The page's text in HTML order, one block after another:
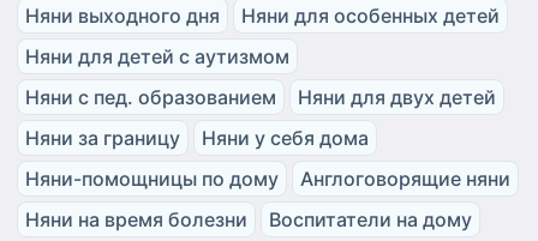
Няни выходного дня
Няни для особенных детей
Няни для детей с аутизмом
Няни с пед. образованием
Няни для двух детей
Няни за границу
Няни у себя дома
Няни-помощницы по дому
Англоговорящие няни
Няни на время болезни
Воспитатели на дому